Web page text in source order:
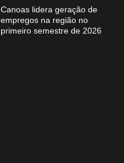
Canoas lidera geração de
empregos na região no
primeiro semestre de 2026